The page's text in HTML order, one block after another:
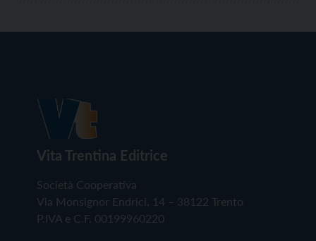
Vita Trentina Editrice
Società Cooperativa
Via Monsignor Endrici, 14 – 38122 Trento
P.IVA e C.F. 00199960220